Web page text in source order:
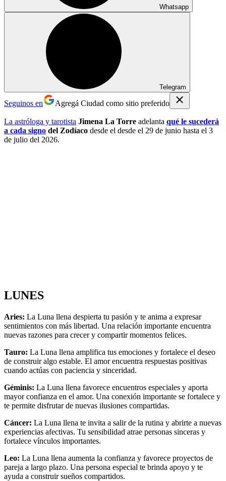
Whatsapp
Telegram
Seguinos en Agregá Ciudad como sitio preferido
La astróloga y tarotista Jimena La Torre adelanta qué le sucederá
a cada signo del Zodíaco desde el desde el 29 de junio hasta el 3
de julio del 2026.
LUNES
Aries: La Luna llena despierta tu pasión y te anima a expresar
sentimientos con más libertad. Una relación importante encuentra
nuevas razones para crecer y compartir momentos felices.
Tauro: La Luna llena amplifica tus emociones y fortalece el deseo
de construir algo estable. El amor encuentra respuestas positivas
cuando actúas con paciencia y sinceridad.
Géminis: La Luna llena favorece encuentros especiales y aporta
mayor confianza en el amor. Una conexión importante se fortalece y
te permite disfrutar de nuevas ilusiones compartidas.
Cáncer: La Luna llena te invita a salir de la rutina y abrirte a nuevas
experiencias afectivas. Tu sensibilidad atrae personas sinceras y
fortalece vínculos importantes.
Leo: La Luna llena aumenta la confianza y favorece proyectos de
pareja a largo plazo. Una persona especial te brinda apoyo y te
ayuda a construir sueños compartidos.